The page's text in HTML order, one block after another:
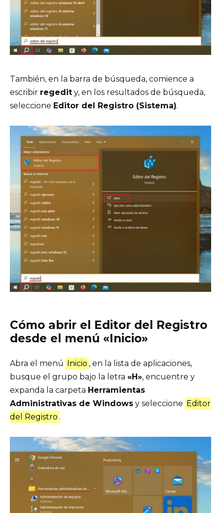
También, en la barra de búsqueda, comience a
escribir regedit y, en los resultados de búsqueda,
seleccione Editor del Registro (Sistema).
Cómo abrir el Editor del Registro
desde el menú «Inicio»
Abra el menú Inicio , en la lista de aplicaciones,
busque el grupo bajo la letra «H», encuentre y
expanda la carpeta Herramientas
Administrativas de Windows y seleccione Editor
del Registro .